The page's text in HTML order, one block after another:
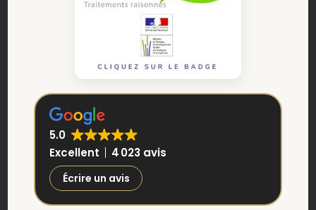
5.0
Excellent
4 023 avis
Écrire un avis